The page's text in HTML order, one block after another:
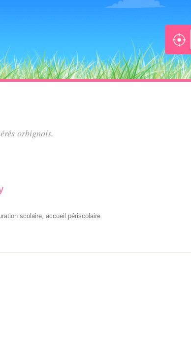
orbignois.
scolaire, accueil périscolaire